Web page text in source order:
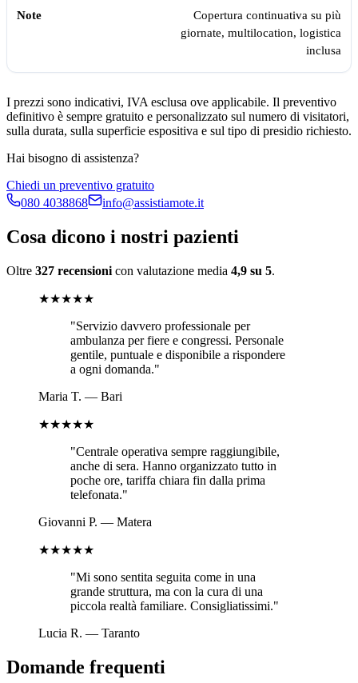
Copertura continuativa su più
giornate, multilocation, logistica
inclusa
I prezzi sono indicativi, IVA esclusa ove applicabile. Il preventivo
definitivo è sempre gratuito e personalizzato sul numero di visitatori,
sulla durata, sulla superficie espositiva e sul tipo di presidio richiesto.
Hai bisogno di assistenza?
Chiedi un preventivo gratuito
080 4038868
info@assistiamote.it
Cosa dicono i nostri pazienti
Oltre 327 recensioni con valutazione media 4,9 su 5.
★★★★★
"Servizio davvero professionale per
ambulanza per fiere e congressi. Personale
gentile, puntuale e disponibile a rispondere
a ogni domanda."
Maria T. — Bari
★★★★★
"Centrale operativa sempre raggiungibile,
anche di sera. Hanno organizzato tutto in
poche ore, tariffa chiara fin dalla prima
telefonata."
Giovanni P. — Matera
★★★★★
"Mi sono sentita seguita come in una
grande struttura, ma con la cura di una
piccola realtà familiare. Consigliatissimi."
Lucia R. — Taranto
Domande frequenti